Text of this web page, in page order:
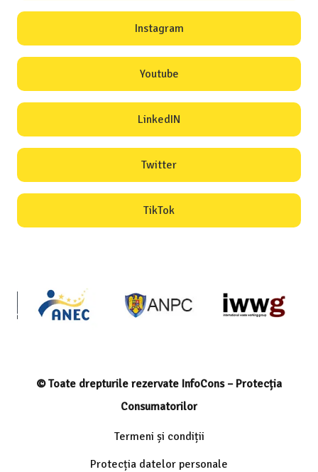
Instagram
Youtube
LinkedIN
Twitter
TikTok
© Toate drepturile rezervate InfoCons – Protecția
Consumatorilor
Termeni și condiții
Protecția datelor personale